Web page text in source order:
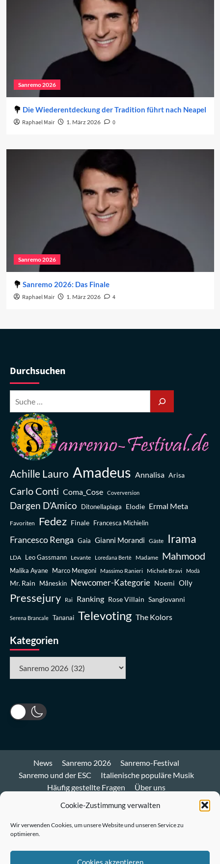
Cookie-Zustimmung verwalten
Wir verwenden Cookies, um unsere Website und unseren Service zu
optimieren.
Cookies akzeptieren
Sanremo 2026
Die Wiederentdeckung der Tradition führt nach Neapel
Raphael Mair 1. März 2026 0
Sanremo 2026
Sanremo 2026: Das Finale
Raphael Mair 1. März 2026 4
Durchsuchen
Achille Lauro Amadeus Annalisa Arisa
Carlo Conti Coma_Cose Coverversion
Dargen D’Amico Ditonellapiaga Elodie Ermal Meta
Favoriten Fedez Finale Francesca Michielin
Francesco Renga Gaia Gianni Morandi Gäste Irama
LDA Leo Gassmann Levante Loredana Bertè Madame Mahmood
Malika Ayane Marco Mengoni Massimo Ranieri Michele Bravi Modà
Mr. Rain Måneskin Newcomer-Kategorie Noemi Olly
Pressejury Rai Ranking Rose Villain Sangiovanni
Serena Brancale Tananai Televoting The Kolors
Kategorien
News Sanremo 2026
Sanremo-Festival
Sanremo und der ESC
Italienische populäre Musik
Häufig gestellte Fragen
Über uns
Mastodon
Twitter